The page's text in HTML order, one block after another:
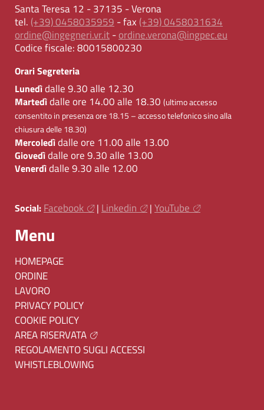
Santa Teresa 12 - 37135 - Verona
tel. (+39) 0458035959 - fax (+39) 0458031634
ordine@ingegneri.vr.it-ordine.verona@ingpec.eu
Codice fiscale:80015800230
Orari Segreteria
Lunedìdalle 9.30 alle 12.30
Martedìdalle ore 14.00 alle 18.30 (ultimo accesso
consentito in presenza ore 18.15 – accesso telefonico sino alla
chiusura delle 18.30)
Mercoledìdalle ore 11.00 alle 13.00
Giovedìdalle ore 9.30 alle 13.00
Venerdìdalle 9.30 alle 12.00
Social: Facebook | Linkedin | YouTube
Menu
HOMEPAGE
ORDINE
LAVORO
PRIVACY POLICY
COOKIE POLICY
AREA RISERVATA
REGOLAMENTO SUGLI ACCESSI
WHISTLEBLOWING